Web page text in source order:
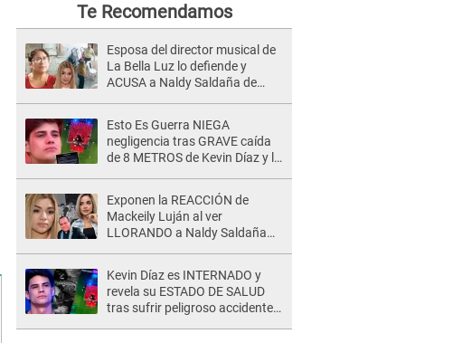
Te Recomendamos
Esposa del director musical de
La Bella Luz lo defiende y
ACUSA a Naldy Saldaña de
Esto Es Guerra NIEGA
negligencia tras GRAVE caída
de 8 METROS de Kevin Díaz y lo
Exponen la REACCIÓN de
Mackeily Luján al ver
LLORANDO a Naldy Saldaña
Kevin Díaz es INTERNADO y
revela su ESTADO DE SALUD
tras sufrir peligroso accidente